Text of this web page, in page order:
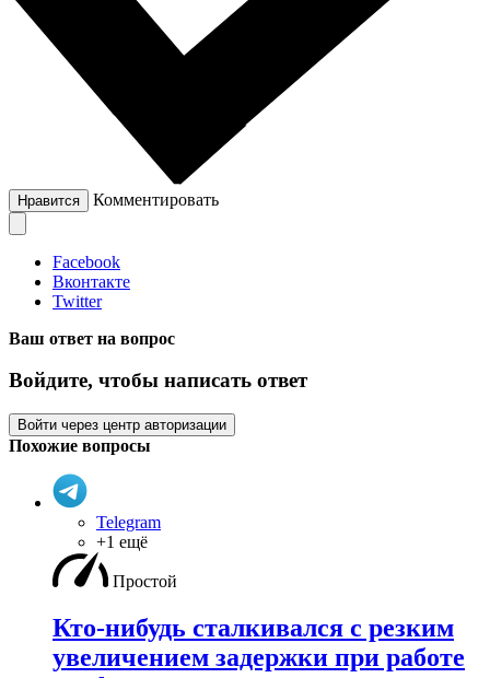
Нравится Комментировать
Facebook
Вконтакте
Twitter
Ваш ответ на вопрос
Войдите, чтобы написать ответ
Войти через центр авторизации
Похожие вопросы
Telegram
+1 ещё
Простой
Кто-нибудь сталкивался с резким
увеличением задержки при работе